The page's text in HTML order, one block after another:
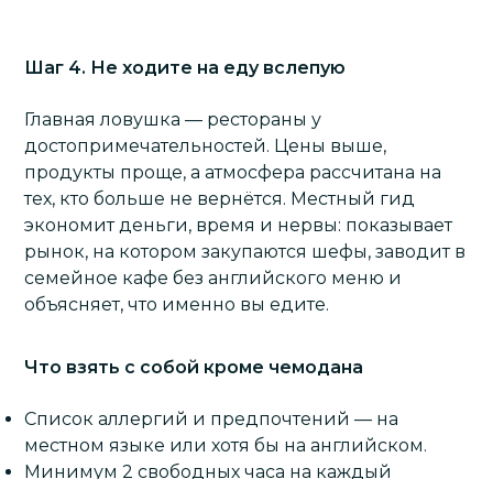
Шаг 4. Не ходите на еду вслепую
Главная ловушка — рестораны у
достопримечательностей. Цены выше,
продукты проще, а атмосфера рассчитана на
тех, кто больше не вернётся. Местный гид
экономит деньги, время и нервы: показывает
рынок, на котором закупаются шефы, заводит в
семейное кафе без английского меню и
объясняет, что именно вы едите.
Что взять с собой кроме чемодана
Список аллергий и предпочтений — на
местном языке или хотя бы на английском.
Минимум 2 свободных часа на каждый